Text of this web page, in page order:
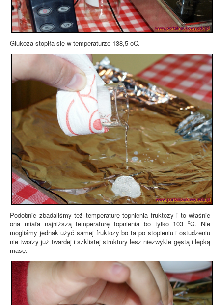
Glukoza stopiła się w temperaturze 138,5 oC.
Podobnie zbadaliśmy też temperaturę topnienia fruktozy i to właśnie
ona miała najniższą temperaturę topnienia bo tylko 103oC. Nie
mogliśmy jednak użyć samej fruktozy bo ta po stopieniu i ostudzeniu
nie tworzy już twardej i szklistej struktury lesz niezwykle gęstą i lepką
masę.